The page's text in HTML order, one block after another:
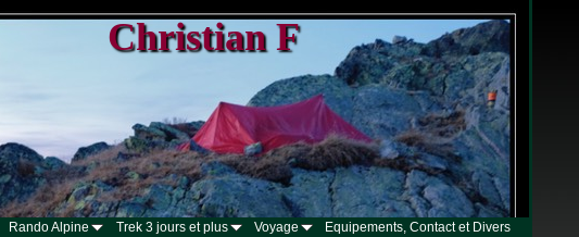
Christian F
Rando Alpine Trek 3 jours et plus Voyage Equipements, Contact et Divers